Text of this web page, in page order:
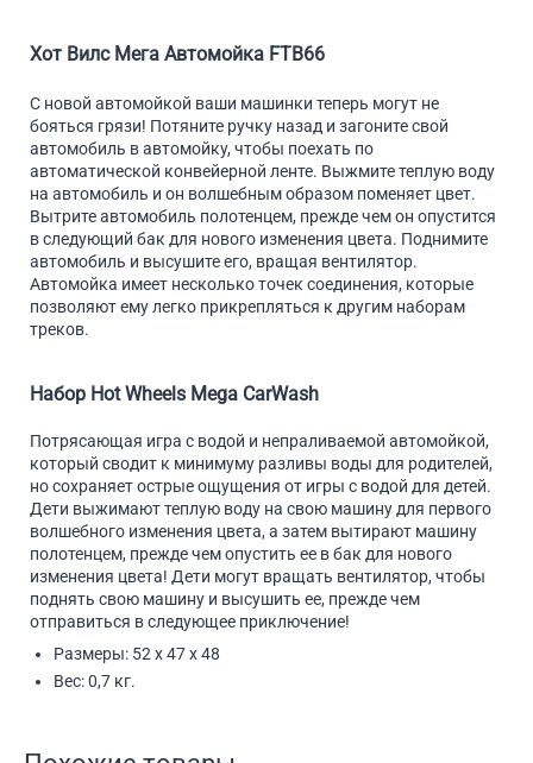
Хот Вилс Мега Автомойка FTB66
С новой автомойкой ваши машинки теперь могут не
бояться грязи! Потяните ручку назад и загоните свой
автомобиль в автомойку, чтобы поехать по
автоматической конвейерной ленте. Выжмите теплую воду
на автомобиль и он волшебным образом поменяет цвет.
Вытрите автомобиль полотенцем, прежде чем он опустится
в следующий бак для нового изменения цвета. Поднимите
автомобиль и высушите его, вращая вентилятор.
Автомойка имеет несколько точек соединения, которые
позволяют ему легко прикрепляться к другим наборам
треков.
Набор Hot Wheels Mega CarWash
Потрясающая игра c водой и непраливаемой автомойкой,
который сводит к минимуму разливы воды для родителей,
но сохраняет острые ощущения от игры с водой для детей.
Дети выжимают теплую воду на свою машину для первого
волшебного изменения цвета, а затем вытирают машину
полотенцем, прежде чем опустить ее в бак для нового
изменения цвета! Дети могут вращать вентилятор, чтобы
поднять свою машину и высушить ее, прежде чем
отправиться в следующее приключение!
Размеры: 52 х 47 х 48
Вес: 0,7 кг.